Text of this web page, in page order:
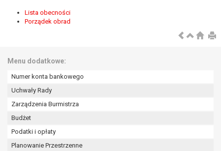
Lista obecności
Porządek obrad
Menu dodatkowe:
Numer konta bankowego
Uchwały Rady
Zarządzenia Burmistrza
Budżet
Podatki i opłaty
Planowanie Przestrzenne
prawo sprzeciwu wobec przetwarzania
przetwarzania danych osobowych, którego
interesie publicznym lub w ramach
powierzonej administratorowi bądź
realizowanych przez administratora